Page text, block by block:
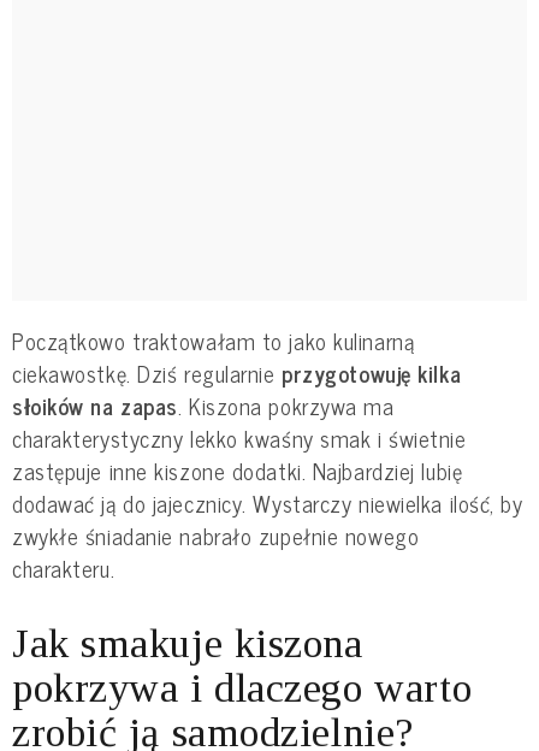
Początkowo traktowałam to jako kulinarną
ciekawostkę. Dziś regularnie przygotowuję kilka
słoików na zapas. Kiszona pokrzywa ma
charakterystyczny lekko kwaśny smak i świetnie
zastępuje inne kiszone dodatki. Najbardziej lubię
dodawać ją do jajecznicy. Wystarczy niewielka ilość, by
zwykłe śniadanie nabrało zupełnie nowego
charakteru.
Jak smakuje kiszona
pokrzywa i dlaczego warto
zrobić ją samodzielnie?